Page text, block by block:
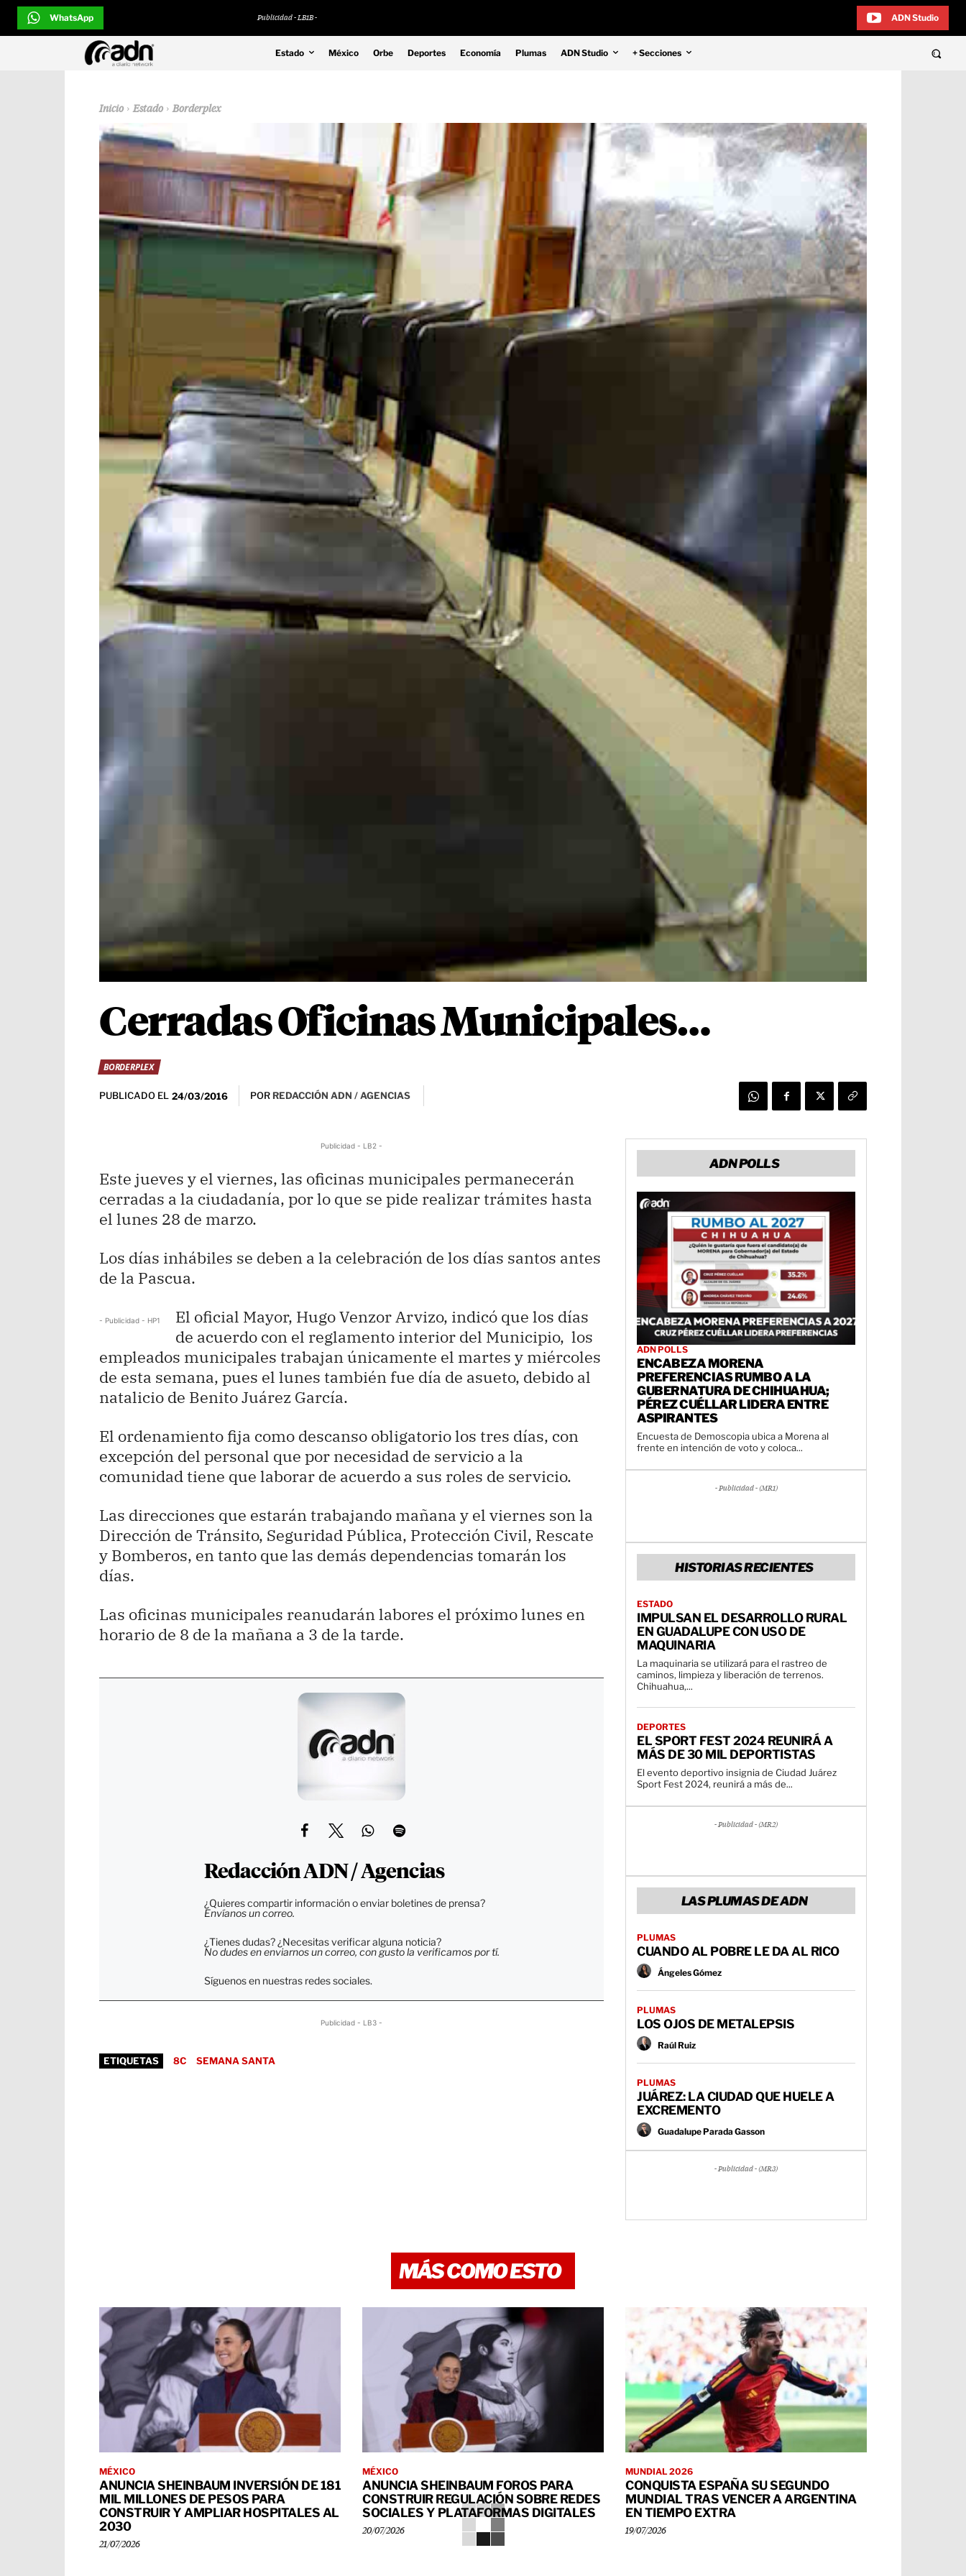
WhatsApp Publicidad - LB1B - ADN Studio
Estado México Orbe Deportes Economía Plumas ADN Studio + Secciones
Inicio Estado Borderplex
Cerradas Oficinas Municipales…
BORDERPLEX
PUBLICADO EL 24/03/2016 POR REDACCIÓN ADN / AGENCIAS
Publicidad - LB2 -
Este jueves y el viernes, las oficinas municipales permanecerán
cerradas a la ciudadanía, por lo que se pide realizar trámites hasta
el lunes 28 de marzo.
Los días inhábiles se deben a la celebración de los días santos antes
de la Pascua.
- Publicidad - HP1
El oficial Mayor, Hugo Venzor Arvizo, indicó que los días
de acuerdo con el reglamento interior del Municipio, los
empleados municipales trabajan únicamente el martes y miércoles
de esta semana, pues el lunes también fue día de asueto, debido al
natalicio de Benito Juárez García.
El ordenamiento fija como descanso obligatorio los tres días, con
excepción del personal que por necesidad de servicio a la
comunidad tiene que laborar de acuerdo a sus roles de servicio.
Las direcciones que estarán trabajando mañana y el viernes son la
Dirección de Tránsito, Seguridad Pública, Protección Civil, Rescate
y Bomberos, en tanto que las demás dependencias tomarán los
días.
Las oficinas municipales reanudarán labores el próximo lunes en
horario de 8 de la mañana a 3 de la tarde.
Redacción ADN / Agencias
¿Quieres compartir información o enviar boletines de prensa?
Envíanos un correo.
¿Tienes dudas? ¿Necesitas verificar alguna noticia?
No dudes en enviarnos un correo, con gusto la verificamos por tí.
Síguenos en nuestras redes sociales.
Publicidad - LB3 -
ETIQUETAS 8C SEMANA SANTA
ADN POLLS
ADN POLLS
ENCABEZA MORENA
PREFERENCIAS RUMBO A LA
GUBERNATURA DE CHIHUAHUA;
PÉREZ CUÉLLAR LIDERA ENTRE
ASPIRANTES
Encuesta de Demoscopia ubica a Morena al
frente en intención de voto y coloca...
- Publicidad - (MR1)
HISTORIAS RECIENTES
ESTADO
IMPULSAN EL DESARROLLO RURAL
EN GUADALUPE CON USO DE
MAQUINARIA
La maquinaria se utilizará para el rastreo de
caminos, limpieza y liberación de terrenos.
Chihuahua,...
DEPORTES
EL SPORT FEST 2024 REUNIRÁ A
MÁS DE 30 MIL DEPORTISTAS
El evento deportivo insignia de Ciudad Juárez
Sport Fest 2024, reunirá a más de...
- Publicidad - (MR2)
LAS PLUMAS DE ADN
PLUMAS
CUANDO AL POBRE LE DA AL RICO
Ángeles Gómez
PLUMAS
LOS OJOS DE METALEPSIS
Raúl Ruiz
PLUMAS
JUÁREZ: LA CIUDAD QUE HUELE A
EXCREMENTO
Guadalupe Parada Gasson
- Publicidad - (MR3)
MÁS COMO ESTO
MÉXICO
ANUNCIA SHEINBAUM INVERSIÓN DE 181
MIL MILLONES DE PESOS PARA
CONSTRUIR Y AMPLIAR HOSPITALES AL
2030
21/07/2026
MÉXICO
ANUNCIA SHEINBAUM FOROS PARA
CONSTRUIR REGULACIÓN SOBRE REDES
SOCIALES Y PLATAFORMAS DIGITALES
20/07/2026
MUNDIAL 2026
CONQUISTA ESPAÑA SU SEGUNDO
MUNDIAL TRAS VENCER A ARGENTINA
EN TIEMPO EXTRA
19/07/2026